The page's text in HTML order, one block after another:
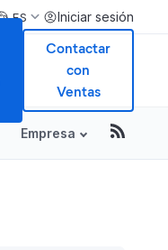
ES Iniciar sesión
Contactar
con
Ventas
Empresa